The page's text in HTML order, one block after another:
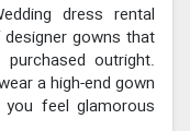
dress rental
gowns that
outright.
a high-end gown
feel glamorous